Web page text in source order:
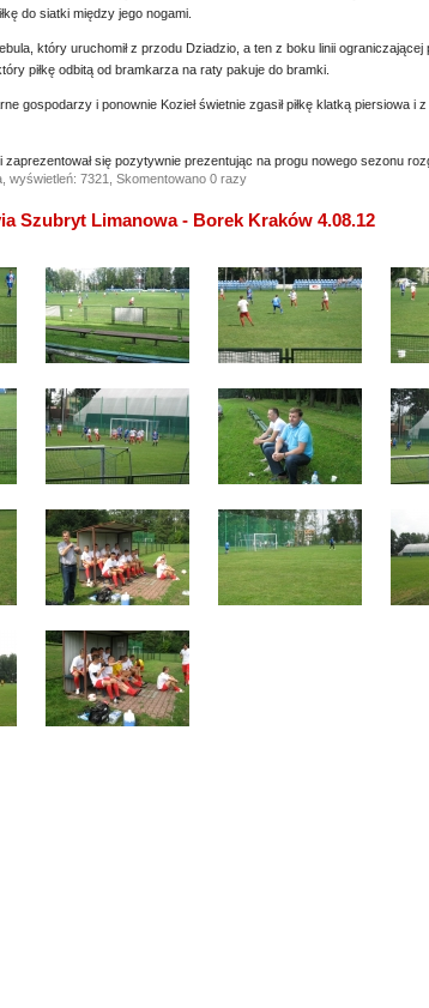
do siatki między jego nogami.
który uruchomił z przodu Dziadzio, a ten z boku linii ograniczającej
piłkę odbitą od bramkarza na raty pakuje do bramki.
gospodarzy i ponownie Kozieł świetnie zgasił piłkę klatką piersiowa i
zaprezentował się pozytywnie prezentując na progu nowego sezonu
wyświetleń: 7321, Skomentowano 0 razy
Szubryt Limanowa - Borek Kraków 4.08.12